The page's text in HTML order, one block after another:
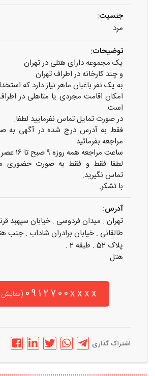
جنسیت:
مرد
توضیحات:
یک مجموعه دارای هتلی در تهران
و چند کارخانه در اطراف تهران
به یک نفر باغبان ماهر نیاز دارد که
امکان اقامت مجردی یا متاهلی در
است
در صورت تمایل تماس نفرمایید لطفا.
فقط به آدرس درج شده در آگهی به
مراجعه بفرمائید
ساعت مراجعه همه روزه ۹ صبح تا ۱۶ عصر .
لطفا فقط و فقط به صورت حضوری
تماس نگیرید.
با تشکر.
آدرس:
تهران . میدان فردوسی . خیابان سپهبد
طالقانی . خیابان برادران شاداب .
پلاک 52 . طبقه 2 .
هتل
0912700xxxx (نمایش
اشتراک گذاری